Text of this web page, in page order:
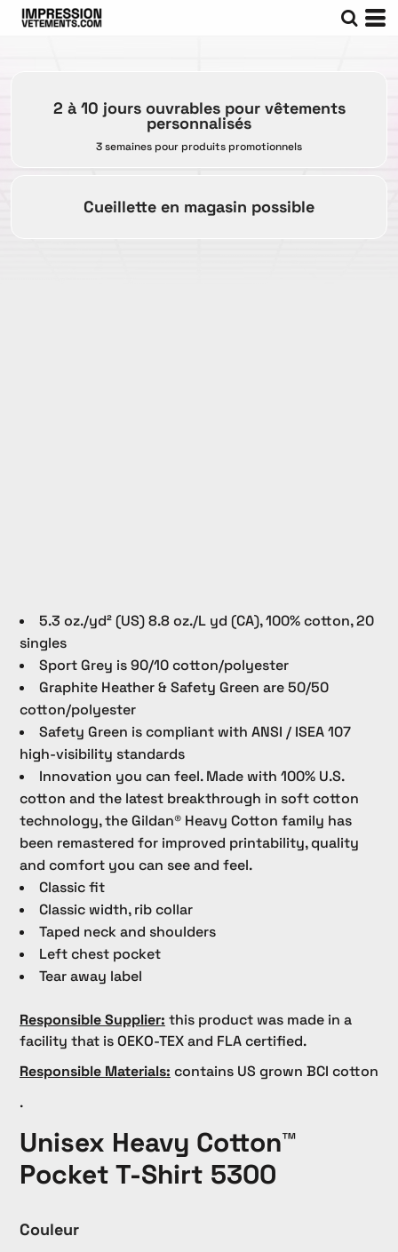
2 à 10 jours ouvrables pour vêtements
personnalisés
3 semaines pour produits promotionnels
Cueillette en magasin possible
5.3 oz./yd² (US) 8.8 oz./L yd (CA), 100% cotton, 20
singles
Sport Grey is 90/10 cotton/polyester
Graphite Heather & Safety Green are 50/50
cotton/polyester
Safety Green is compliant with ANSI / ISEA 107
high-visibility standards
Innovation you can feel. Made with 100% U.S.
cotton and the latest breakthrough in soft cotton
technology, the Gildan® Heavy Cotton family has
been remastered for improved printability, quality
and comfort you can see and feel.
Classic fit
Classic width, rib collar
Taped neck and shoulders
Left chest pocket
Tear away label
Responsible Supplier: this product was made in a
facility that is OEKO-TEX and FLA certified.
Responsible Materials: contains US grown BCI cotton
.
Unisex Heavy Cotton™
Pocket T-Shirt 5300
Couleur